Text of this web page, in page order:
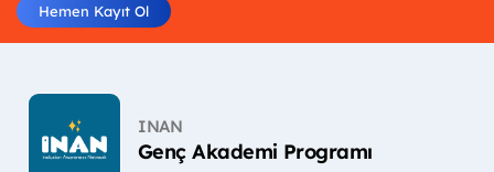
Hemen Kayıt Ol
INAN
Genç Akademi Programı